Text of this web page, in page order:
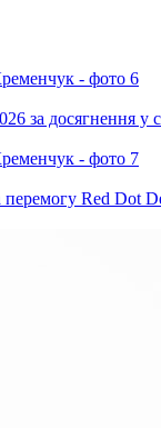
за досягнення у
Red Dot